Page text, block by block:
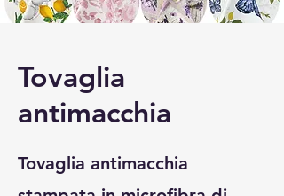
Tovaglia
antimacchia
Tovaglia antimacchia